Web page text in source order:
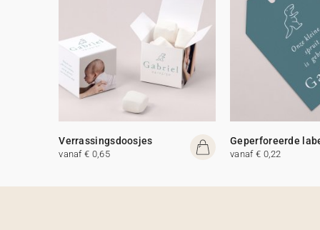
Verrassingsdoosjes
vanaf € 0,65
Geperforeerde
vanaf € 0,22